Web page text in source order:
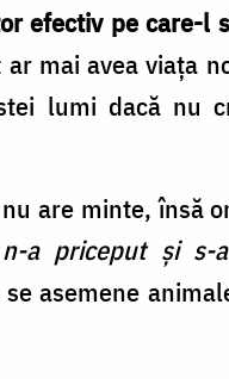
efectiv pe care-l
ar mai avea viața
lumi dacă nu
are minte, însă
a priceput și s-
asemene